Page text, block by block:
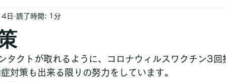
日 読了時間: 1分
タクトが取れるように、コロナウィルスワクチン3回
対策も出来る限りの努力をしています。